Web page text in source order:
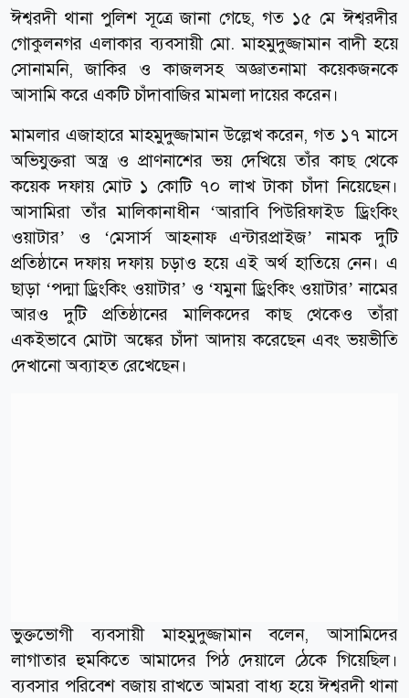
ঈশ্বরদী থানা পুলিশ সূত্রে জানা গেছে, গত ১৫ মে ঈশ্বরদীর
গোকুলনগর এলাকার ব্যবসায়ী মো. মাহমুদুজ্জামান বাদী হয়ে
সোনামনি, জাকির ও কাজলসহ অজ্ঞাতনামা কয়েকজনকে
আসামি করে একটি চাঁদাবাজির মামলা দায়ের করেন।
মামলার এজাহারে মাহমুদুজ্জামান উল্লেখ করেন, গত ১৭ মাসে
অভিযুক্তরা অস্ত্র ও প্রাণনাশের ভয় দেখিয়ে তাঁর কাছ থেকে
কয়েক দফায় মোট ১ কোটি ৭০ লাখ টাকা চাঁদা নিয়েছেন।
আসামিরা তাঁর মালিকানাধীন ‘আরাবি পিউরিফাইড ড্রিংকিং
ওয়াটার’ ও ‘মেসার্স আহনাফ এন্টারপ্রাইজ’ নামক দুটি
প্রতিষ্ঠানে দফায় দফায় চড়াও হয়ে এই অর্থ হাতিয়ে নেন। এ
ছাড়া ‘পদ্মা ড্রিংকিং ওয়াটার’ ও ‘যমুনা ড্রিংকিং ওয়াটার’ নামের
আরও দুটি প্রতিষ্ঠানের মালিকদের কাছ থেকেও তাঁরা
একইভাবে মোটা অঙ্কের চাঁদা আদায় করেছেন এবং ভয়ভীতি
দেখানো অব্যাহত রেখেছেন।
ভুক্তভোগী ব্যবসায়ী মাহমুদুজ্জামান বলেন, আসামিদের
লাগাতার হুমকিতে আমাদের পিঠ দেয়ালে ঠেকে গিয়েছিল।
ব্যবসার পরিবেশ বজায় রাখতে আমরা বাধ্য হয়ে ঈশ্বরদী থানা